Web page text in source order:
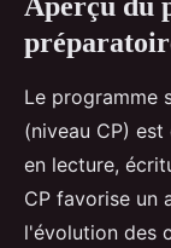
Aperçu du
Le programme
(niveau CP)
en lecture,
CP favorise un
l'évolution des